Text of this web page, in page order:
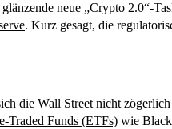
neue „Crypto 2.0“-
. Kurz gesagt, die
die Wall Street nicht
Traded Funds (ETFs) wie